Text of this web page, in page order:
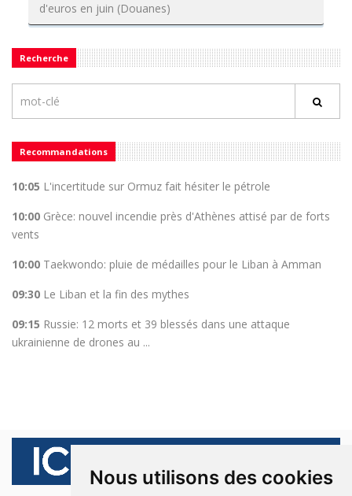
Nous utilisons des cookies
d'euros en juin (Douanes)
Recherche
Recommandations
10:05 L'incertitude sur Ormuz fait hésiter le pétrole
10:00 Grèce: nouvel incendie près d'Athènes attisé par de forts
vents
10:00 Taekwondo: pluie de médailles pour le Liban à Amman
09:30 Le Liban et la fin des mythes
09:15 Russie: 12 morts et 39 blessés dans une attaque
ukrainienne de drones au ...